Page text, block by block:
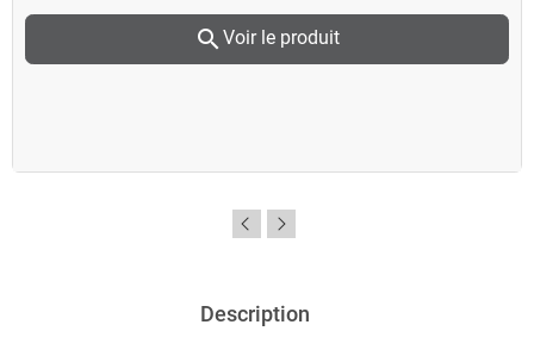
search Voir le produit
Description